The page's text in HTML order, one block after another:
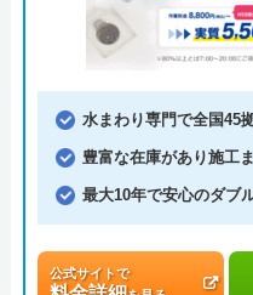
水まわり専門で全国45
豊富な在庫があり施工
最大10年で安心のダブ
公式サイトで